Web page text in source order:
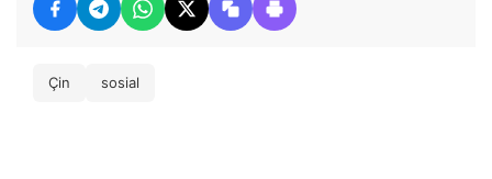
Çin sosial